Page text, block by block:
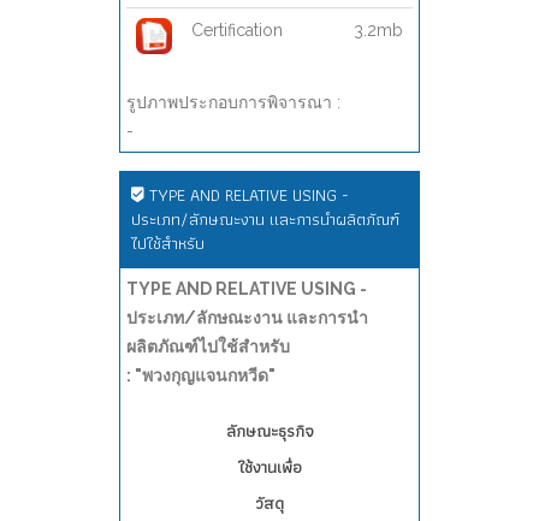
Certification 3.2mb
รูปภาพประกอบการพิจารณา :
-
TYPE AND RELATIVE USING -
ประเภท/ลักษณะงาน และการนำผลิตภัณฑ์
ไปใช้สำหรับ
TYPE AND RELATIVE USING -
ประเภท/ลักษณะงาน และการนำ
ผลิตภัณฑ์ไปใช้สำหรับ
: "พวงกุญแจนกหวีด"
ลักษณะธุรกิจ
ใช้งานเพื่อ
วัสดุ